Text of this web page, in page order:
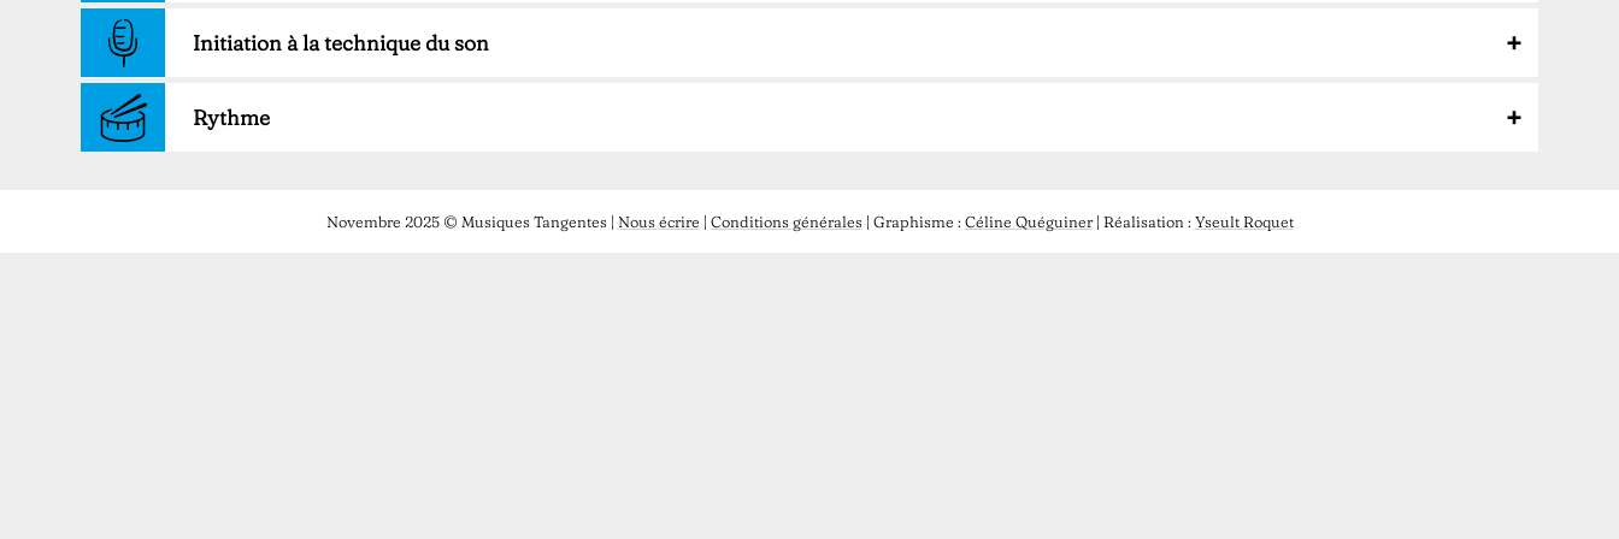
Initiation à la technique du son
Rythme
Novembre 2025 © Musiques Tangentes | Nous écrire | Conditions générales| Graphisme :Céline Quéguiner| Réalisation :Yseult Roquet